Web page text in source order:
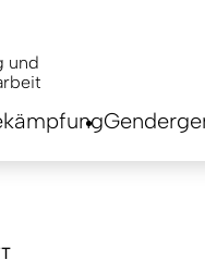
und